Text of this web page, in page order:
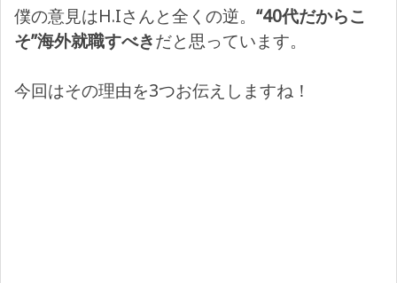
僕の意見はH.Iさんと全くの逆。 “40代だからこ
そ”海外就職すべきだと思っています。
今回はその理由を3つお伝えしますね！